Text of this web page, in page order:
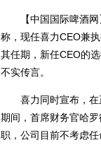
【中国国际啤酒
称，现任喜力CEO兼
其任期，新任CEO的
不实传言。
喜力同时宣布，
期间，首席财务官哈
职，公司目前不考虑任